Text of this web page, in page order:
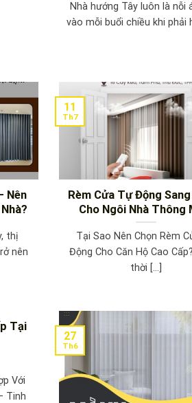
Nhà hướng Tây luôn là nỗi
vào mỗi buổi chiều khi phải
Nên
thị
nên
Rèm Cửa Tự Động
Cho Ngôi Nhà Thông
Tại Sao Nên Chọn Rèm
Động Cho Căn Hộ Cao
thời [...]
11
Th7
Tại
Với
Tinh
27
Th6